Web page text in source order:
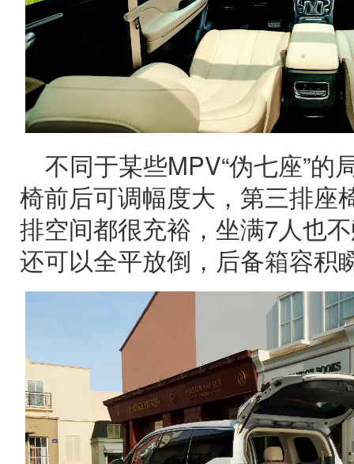
不同于某些MPV“伪七座”的
椅前后可调幅度大，第三排座
排空间都很充裕，坐满7人也
还可以全平放倒，后备箱容积